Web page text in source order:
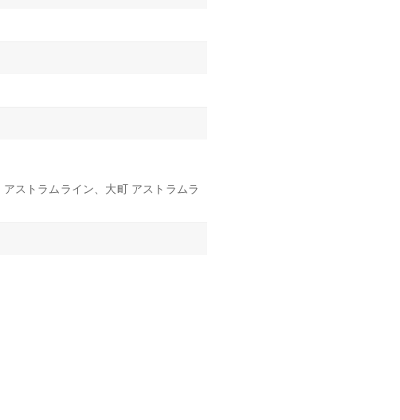
ストラムライン、大町 アストラムラ